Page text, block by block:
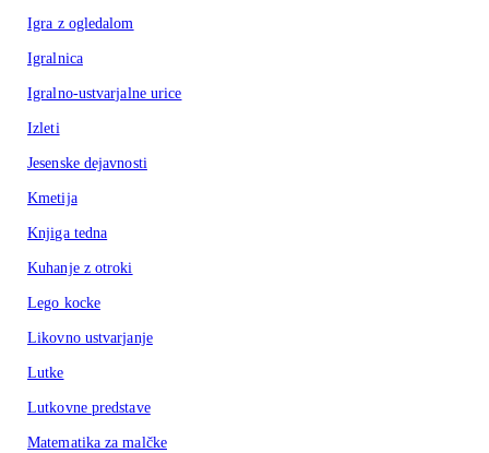
Igra z ogledalom
Igralnica
Igralno-ustvarjalne urice
Izleti
Jesenske dejavnosti
Kmetija
Knjiga tedna
Kuhanje z otroki
Lego kocke
Likovno ustvarjanje
Lutke
Lutkovne predstave
Matematika za malčke